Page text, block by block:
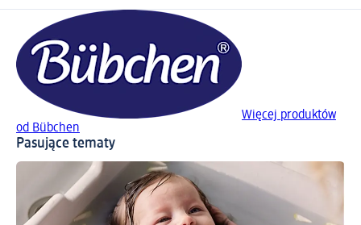
Więcej produktów
od Bübchen
Pasujące tematy